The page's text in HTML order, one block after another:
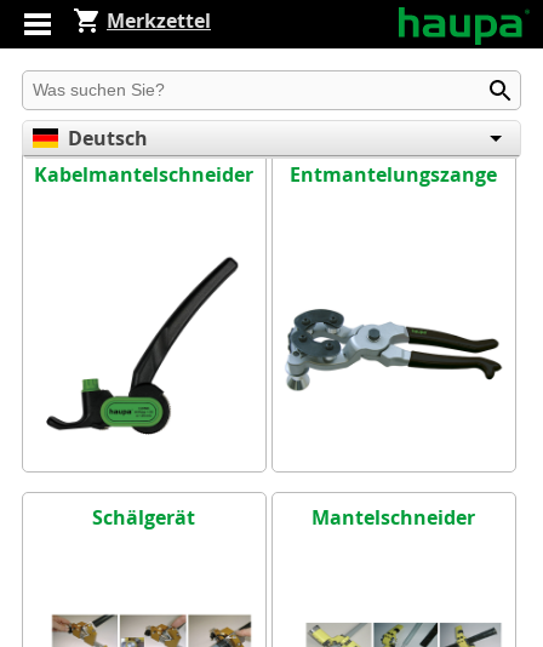
Merkzettel
Produkt suchen
Deutsch
English
Kabelmantelschneider Entmantelungszange
Schälgerät Mantelschneider